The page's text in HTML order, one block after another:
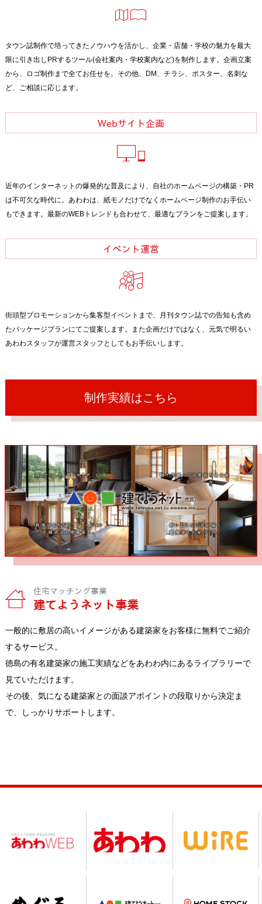
タウン誌制作で培ってきたノウハウを活かし、企業・店舗・学校の魅力を最大
限に引き出しPRするツール(会社案内・学校案内など)を制作します。企画立案
から、ロゴ制作まで全てお任せを。その他、DM、チラシ、ポスター、名刺な
ど、ご相談に応じます。
Webサイト企画
近年のインターネットの爆発的な普及により、自社のホームページの構築・PR
は不可欠な時代に。あわわは、紙モノだけでなくホームページ制作のお手伝い
もできます。最新のWEBトレンドも合わせて、最適なプランをご提案します。
イベント運営
街頭型プロモーションから集客型イベントまで、月刊タウン誌での告知も含め
たパッケージプランにてご提案します。また企画だけではなく、元気で明るい
あわわスタッフが運営スタッフとしてもお手伝いします。
制作実績はこちら
住宅マッチング事業
建てようネット事業
一般的に敷居の高いイメージがある建築家をお客様に無料でご紹介
するサービス。
徳島の有名建築家の施工実績などをあわわ内にあるライブラリーで
見ていただけます。
その後、気になる建築家との面談アポイントの段取りから決定ま
で、しっかりサポートします。